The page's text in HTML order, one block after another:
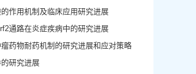
作用机制及临床应用研究进展
通路在炎症疾病中的研究进展
药物耐药机制的研究进展和应对策略
研究进展